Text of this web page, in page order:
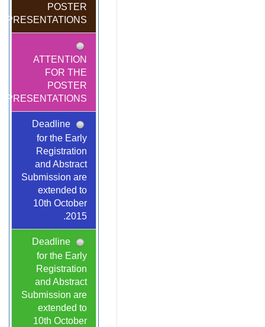
POSTER
PRESENTATIONS!
ATTENTION
FOR THE
POSTER
PRESENTATIONS!
Deadline
for the Early
Registration
and Abstract
Submission are
extended to
10th October
2015.
Deadline
for the Early
Registration
and Abstract
Submission are
extended to
10th October